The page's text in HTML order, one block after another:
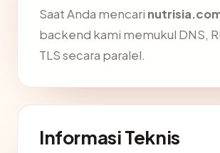
Saat Anda mencari
backend kami memukul DNS,
TLS secara paralel.
Informasi Teknis